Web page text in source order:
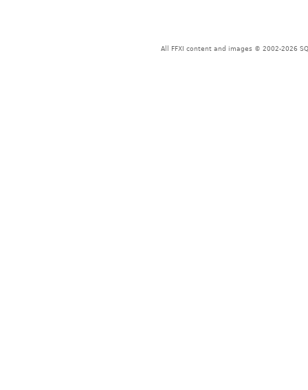
All FFXI content and images © 2002-2026